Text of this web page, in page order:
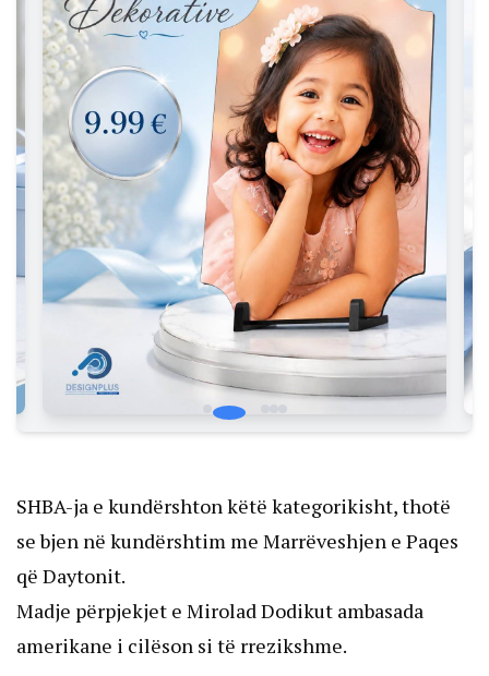
SHBA-ja e kundërshton këtë kategorikisht, thotë
se bjen në kundërshtim me Marrëveshjen e Paqes
që Daytonit.
Madje përpjekjet e Mirolad Dodikut ambasada
amerikane i cilëson si të rrezikshme.